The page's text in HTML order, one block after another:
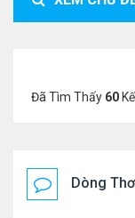
Đã Tìm Thấy 60
Dòng